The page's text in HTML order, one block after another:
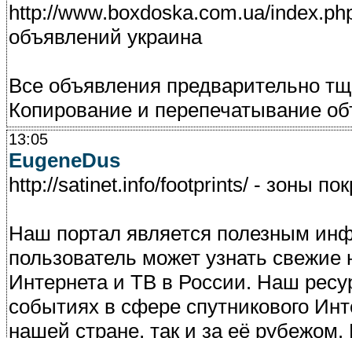
http://www.boxdoska.com.ua/
объявлений украина
Все объявления предварительно
Копирование и перепечатывание
13:05
EugeneDus
http://satinet.info/footprints/ - зоны
Наш портал является полезным
пользователь может узнать свежие
Интернета и ТВ в России. Наш
событиях в сфере спутникового
нашей стране, так и за её